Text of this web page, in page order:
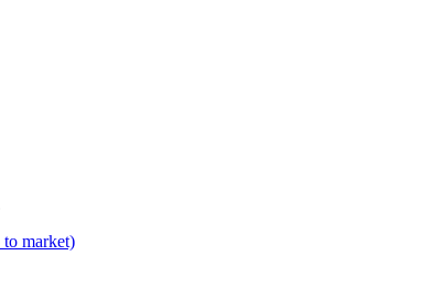
market)